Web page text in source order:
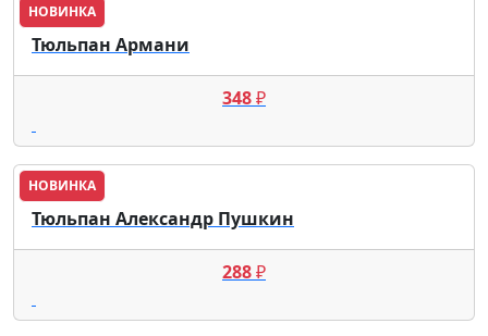
НОВИНКА
Тюльпан Армани
348₽
НОВИНКА
Тюльпан Александр Пушкин
288₽